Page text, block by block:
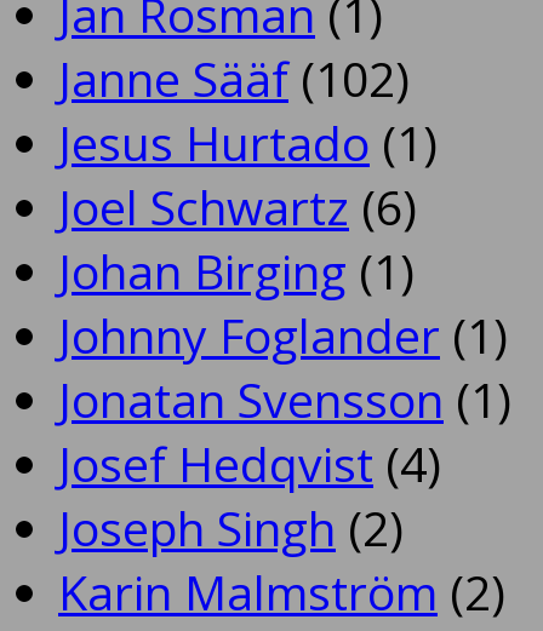
Jan Rosman (1)
Janne Sääf(102)
Jesus Hurtado (1)
Joel Schwartz (6)
Johan Birging (1)
Johnny Foglander (1)
Jonatan Svensson (1)
Josef Hedqvist (4)
Joseph Singh (2)
Karin Malmström (2)